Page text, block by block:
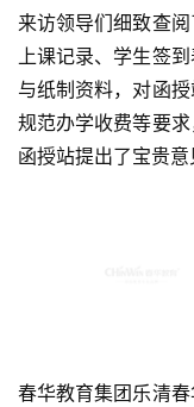
来访领导们细致查
上课记录、学生签
与纸制资料，对函
规范办学收费等要
函授站提出了宝贵意
春华教育集团乐清